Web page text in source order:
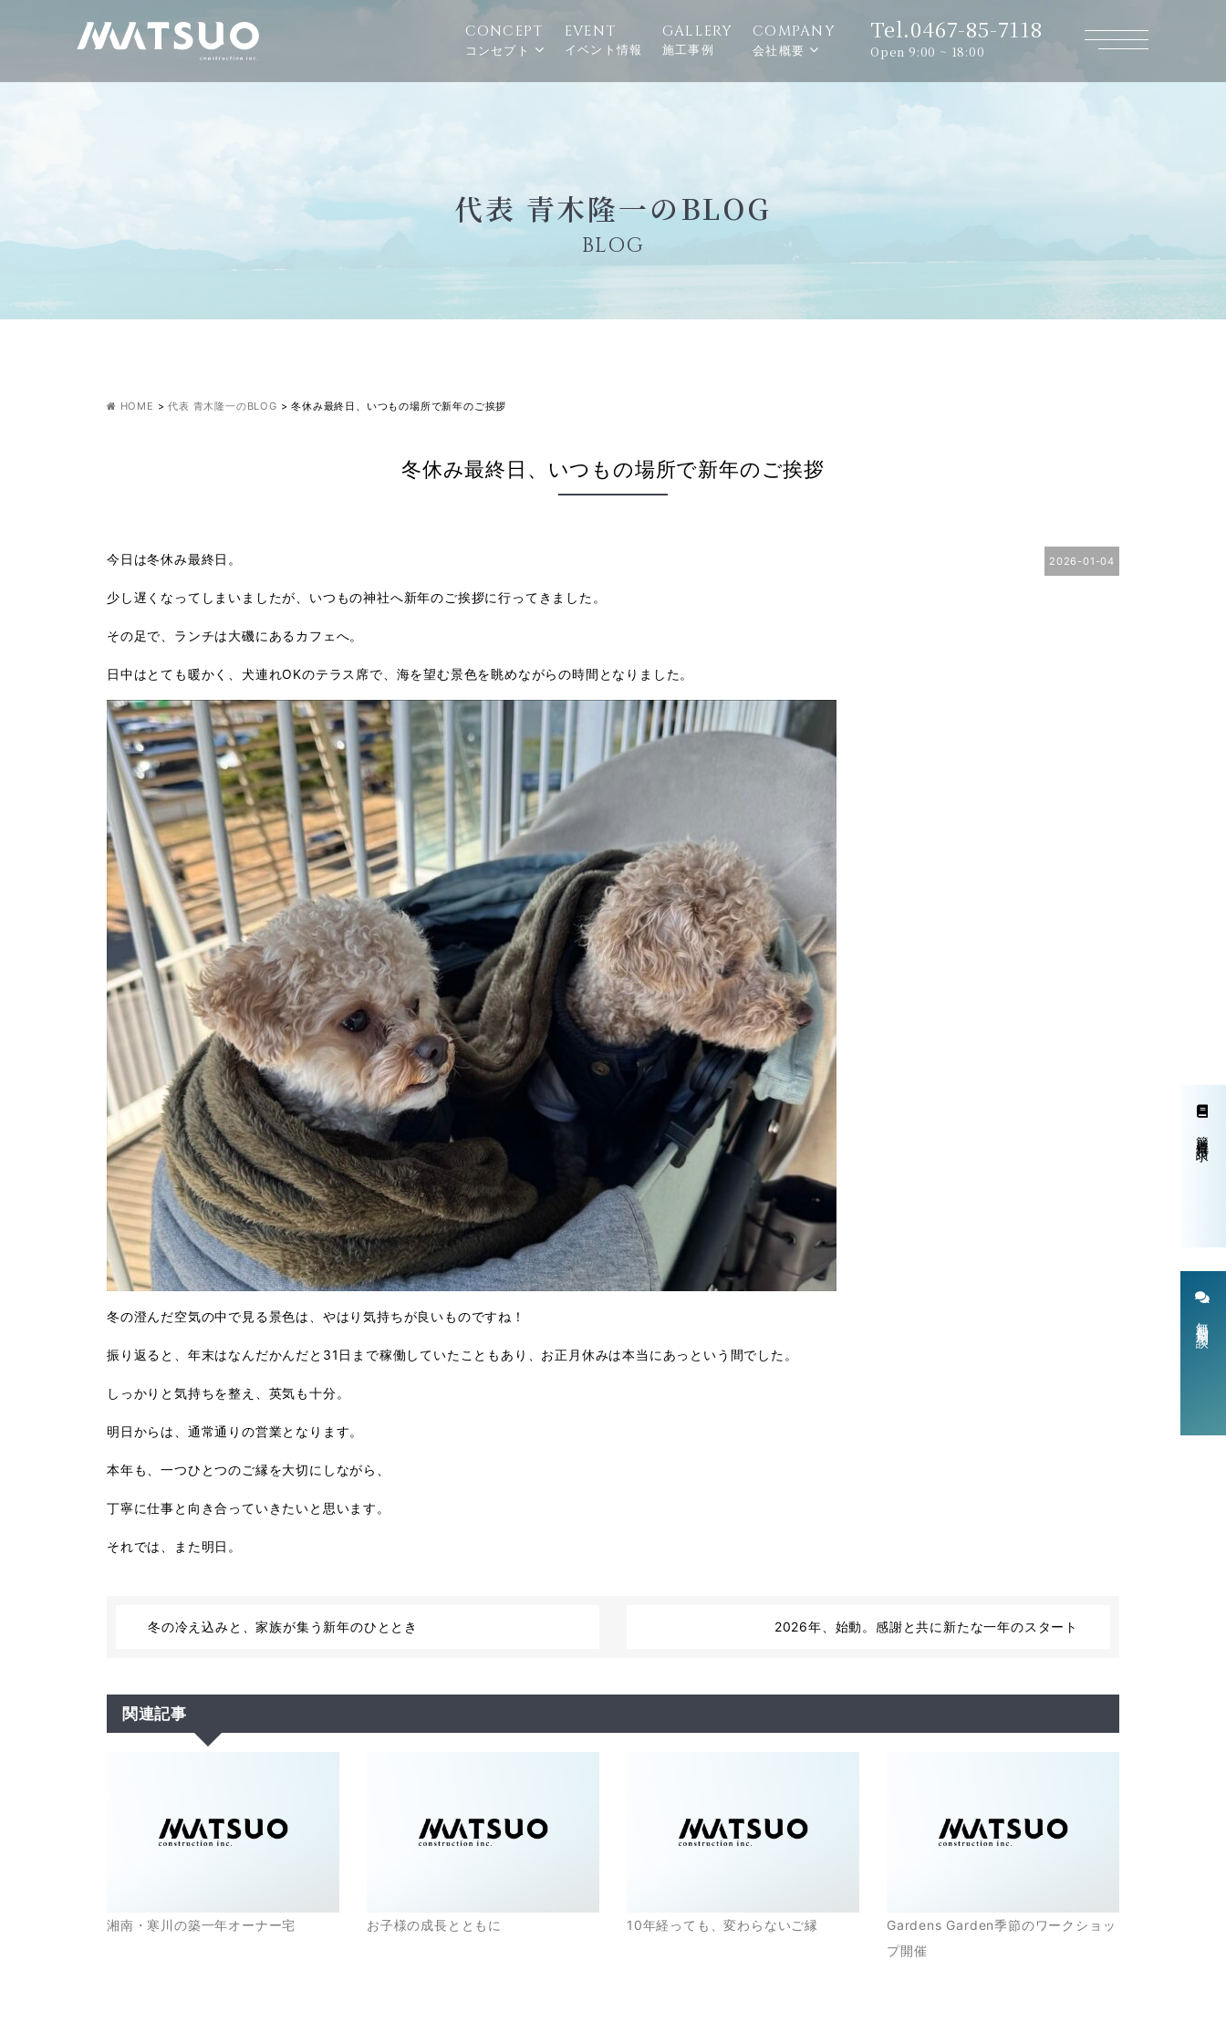
CONCEPT
コンセプト
EVENT
イベント情報
GALLERY
施工事例
COMPANY
会社概要
Tel.0467-85-7118
Open 9:00 ~ 18:00
代表 青木隆一のBLOG
BLOG
HOME >代表 青木隆一のBLOG >冬休み最終日、いつもの場所で新年のご挨拶
冬休み最終日、いつもの場所で新年のご挨拶
2026-01-04
今日は冬休み最終日。
少し遅くなってしまいましたが、いつもの神社へ新年のご挨拶に行ってきました。
その足で、ランチは大磯にあるカフェへ。
日中はとても暖かく、犬連れOKのテラス席で、海を望む景色を眺めながらの時間となりました。
冬の澄んだ空気の中で見る景色は、やはり気持ちが良いものですね！
振り返ると、年末はなんだかんだと31日まで稼働していたこともあり、 お正月休みは本当にあっという間でした。
しっかりと気持ちを整え、英気も十分。
明日からは、通常通りの営業となります。
本年も、一つひとつのご縁を大切にしながら、
丁寧に仕事と向き合っていきたいと思います。
それでは、また明日。
冬の冷え込みと、家族が集う新年のひととき 2026年、始動。感謝と共に新たな一年のスタート
関連記事
湘南・寒川の築一年オーナー宅 お子様の成長とともに 10年経っても、変わらないご縁
Gardens Garden季節のワークショッ
プ開催
簡単資料請求
無料個別相談